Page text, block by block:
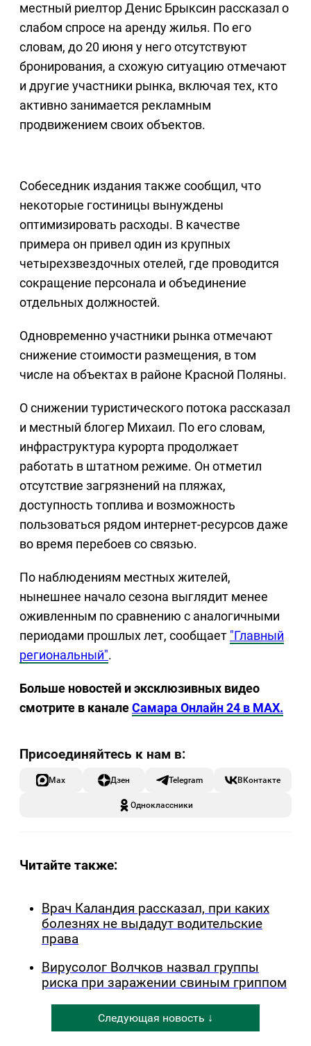
местный риелтор Денис Брыксин рассказал о
слабом спросе на аренду жилья. По его
словам, до 20 июня у него отсутствуют
бронирования, а схожую ситуацию отмечают
и другие участники рынка, включая тех, кто
активно занимается рекламным
продвижением своих объектов.
Собеседник издания также сообщил, что
некоторые гостиницы вынуждены
оптимизировать расходы. В качестве
примера он привел один из крупных
четырехзвездочных отелей, где проводится
сокращение персонала и объединение
отдельных должностей.
Одновременно участники рынка отмечают
снижение стоимости размещения, в том
числе на объектах в районе Красной Поляны.
О снижении туристического потока рассказал
и местный блогер Михаил. По его словам,
инфраструктура курорта продолжает
работать в штатном режиме. Он отметил
отсутствие загрязнений на пляжах,
доступность топлива и возможность
пользоваться рядом интернет-ресурсов даже
во время перебоев со связью.
По наблюдениям местных жителей,
нынешнее начало сезона выглядит менее
оживленным по сравнению с аналогичными
периодами прошлых лет, сообщает "Главный
региональный".
Больше новостей и эксклюзивных видео
смотрите в каналеСамара Онлайн 24 в MAX.
Max Дзен Telegram ВКонтакте
Одноклассники
Читайте также:
Врач Каландия рассказал, при каких
болезнях не выдадут водительские
права
Вирусолог Волчков назвал группы
риска при заражении свиным гриппом
Следующая новость ↓